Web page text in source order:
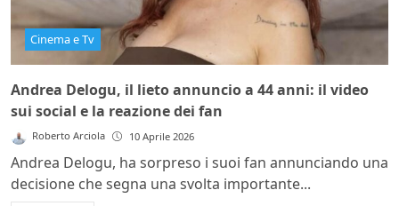
Cinema e Tv
Andrea Delogu, il lieto annuncio a 44 anni: il video
sui social e la reazione dei fan
Roberto Arciola 10 Aprile 2026
Andrea Delogu, ha sorpreso i suoi fan annunciando una
decisione che segna una svolta importante...